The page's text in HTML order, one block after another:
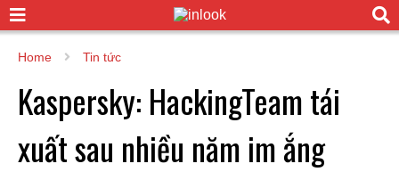
Home Tin tức
Kaspersky: HackingTeam tái
xuất sau nhiều năm im ắng